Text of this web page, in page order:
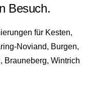
Besuch.